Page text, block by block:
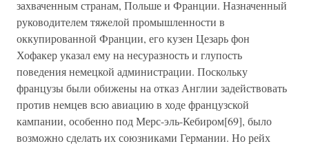
захваченным странам, Польше и Франции. Назначенный
руководителем тяжелой промышленности в
оккупированной Франции, его кузен Цезарь фон
Хофакер указал ему на несуразность и глупость
поведения немецкой администрации. Поскольку
французы были обижены на отказ Англии задействовать
против немцев всю авиацию в ходе французской
кампании, особенно под Мерс-эль-Кебиром[69], было
возможно сделать их союзниками Германии. Но рейх